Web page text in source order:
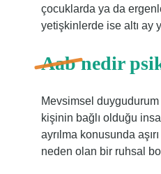
çocuklarda ya da
yetişkinlerde ise altı ay
Aab nedir
Mevsimsel
kişinin bağlı olduğu
ayrılma konusunda
neden olan bir ruhsal